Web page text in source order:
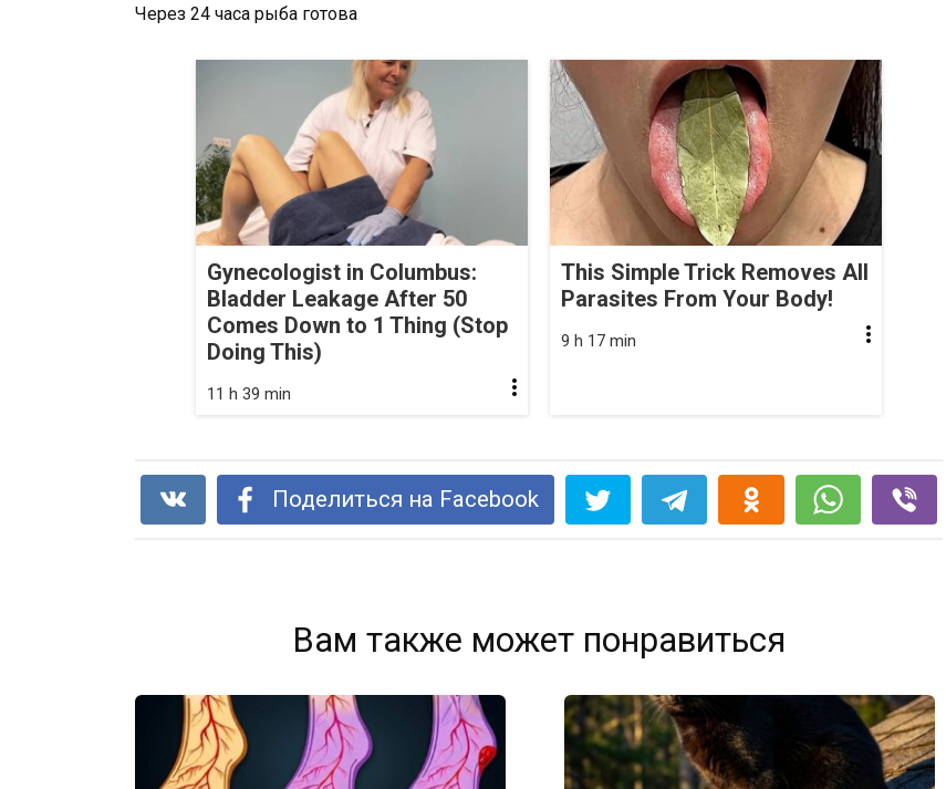
Через 24 часа рыба готова
Gynecologist in Columbus:
Bladder Leakage After 50
Comes Down to 1 Thing (Stop
Doing This)
11 h 39 min
This Simple Trick Removes All
Parasites From Your Body!
9 h 17 min
Поделиться на Facebook
Вам также может понравиться